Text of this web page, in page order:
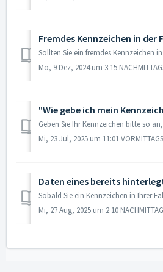
Fremdes Kennzeichen in
Mo, 9 Dez, 2024 um 3:15
"Wie gebe ich mein
Mi, 23 Jul, 2025 um 11:01 VORMITTAGS
Daten eines bereits
Mi, 27 Aug, 2025 um 2:10